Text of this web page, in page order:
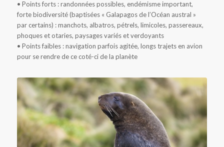
• Points forts : randonnées possibles, endémisme important,
forte biodiversité (baptisées « Galapagos de l’Océan austral »
par certains) : manchots, albatros, pétrels, limicoles, passereaux,
phoques et otaries, paysages variés et verdoyants
• Points faibles : navigation parfois agitée, longs trajets en avion
pour se rendre de ce coté-ci de la planète
Lion de mer de Nouvelle-Zélande aux îles Auckland